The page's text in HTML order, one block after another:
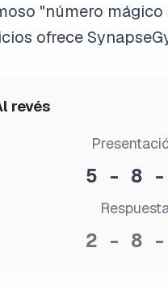
"número mágico
ofrece
revés
5 - 8 -
2 - 8 -